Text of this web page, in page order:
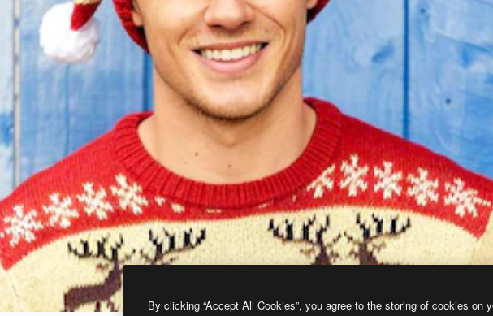
By clicking “Accept All Cookies”, you agree to the storing of cookies on